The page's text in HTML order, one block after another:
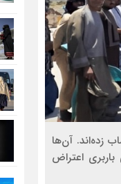
زده‌اند. آن‌ها
اعتراض